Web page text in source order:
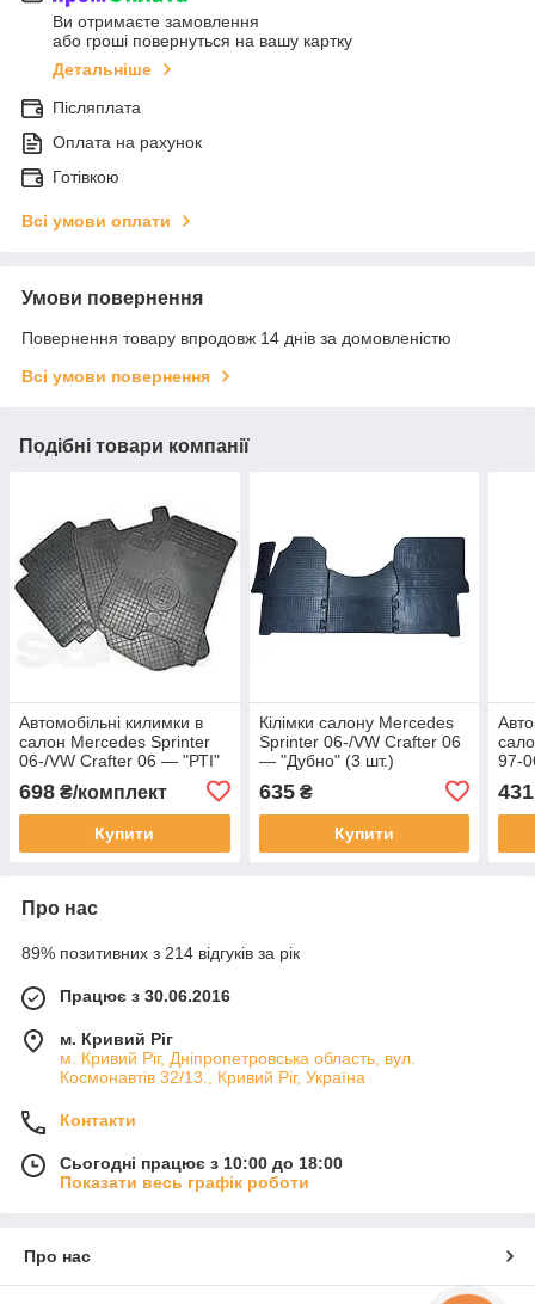
Ви отримаєте замовлення
або гроші повернуться на вашу картку
Детальніше
Післяплата
Оплата на рахунок
Готівкою
Всі умови оплати
Умови повернення
Повернення товару впродовж 14 днів за домовленістю
Всі умови повернення
Подібні товари компанії
Автомобільні килимки в
салон Mercedes Sprinter
06-/VW Crafter 06 — "РТІ"
698 ₴/комплект
Купити
Кілімки салону Mercedes
Sprinter 06-/VW Crafter 06
— "Дубно" (3 шт.)
635₴
Купити
97-
431
Про нас
89% позитивних з 214 відгуків за рік
Працює з 30.06.2016
м. Кривий Ріг
м. Кривий Ріг, Дніпропетровська область, вул.
Космонавтів 32/13., Кривий Ріг, Україна
Контакти
Сьогодні працює з 10:00 до 18:00
Показати весь графік роботи
Про нас